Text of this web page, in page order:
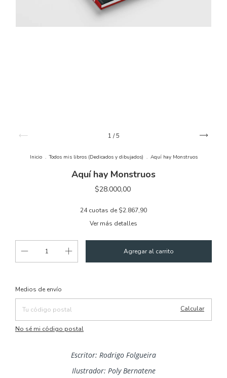
1 /5
Inicio . Todos mis libros (Dedicados y dibujados) . Aquí hay Monstruos
Aquí hay Monstruos
$28.000,00
24 cuotas de $2.867,90
Ver más detalles
Entregas para el CP:
Medios de envío
Calcular
No sé mi código postal
Escritor: Rodrigo Folgueira
Ilustrador: Poly Bernatene